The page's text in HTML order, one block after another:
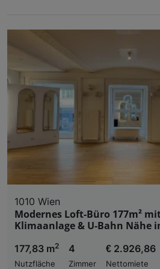
1010 Wien
Modernes Loft-Büro 177m²
Klimaanlage & U-Bahn Nähe
177,83 m2
Nutzfläche
4
Zimmer
€ 2.926,86
Nettomiete